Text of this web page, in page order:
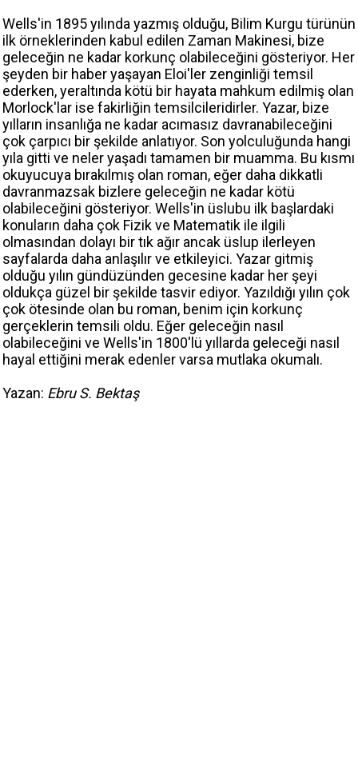
Wells'in 1895 yılında yazmış olduğu, Bilim Kurgu türünün
ilk örneklerinden kabul edilen Zaman Makinesi, bize
geleceğin ne kadar korkunç olabileceğini gösteriyor. Her
şeyden bir haber yaşayan Eloi'ler zenginliği temsil
ederken, yeraltında kötü bir hayata mahkum edilmiş olan
Morlock'lar ise fakirliğin temsilcileridirler. Yazar, bize
yılların insanlığa ne kadar acımasız davranabileceğini
çok çarpıcı bir şekilde anlatıyor. Son yolculuğunda hangi
yıla gitti ve neler yaşadı tamamen bir muamma. Bu kısmı
okuyucuya bırakılmış olan roman, eğer daha dikkatli
davranmazsak bizlere geleceğin ne kadar kötü
olabileceğini gösteriyor. Wells'in üslubu ilk başlardaki
konuların daha çok Fizik ve Matematik ile ilgili
olmasından dolayı bir tık ağır ancak üslup ilerleyen
sayfalarda daha anlaşılır ve etkileyici. Yazar gitmiş
olduğu yılın gündüzünden gecesine kadar her şeyi
oldukça güzel bir şekilde tasvir ediyor. Yazıldığı yılın çok
çok ötesinde olan bu roman, benim için korkunç
gerçeklerin temsili oldu. Eğer geleceğin nasıl
olabileceğini ve Wells'in 1800'lü yıllarda geleceği nasıl
hayal ettiğini merak edenler varsa mutlaka okumalı.
Yazan: Ebru S. Bektaş